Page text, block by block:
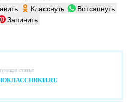
Класснуть
Вотсапнуть
Запинить
статья